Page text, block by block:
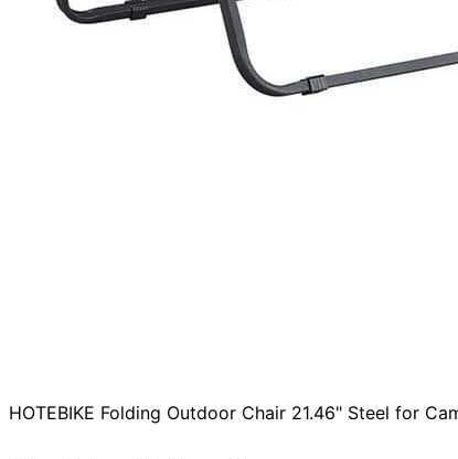
HOTEBIKE Folding Outdoor Chair 21.46" Steel for